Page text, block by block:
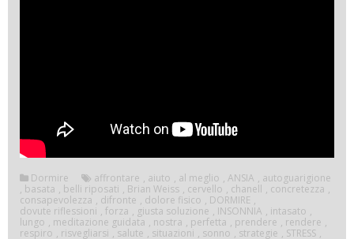
Dormire affrontare , aiuto , al meglio , ANSIA , autoguarigione
, basata , belli riposati , Brian Weiss , cervello , chanell , concretezza ,
consapevolezza , difronte , dolore fisico , DORMIRE ,
dovute riflessioni , forza , giusta soluzione , INSONNIA , intasato ,
lungo , meditazione guidata , nostra , perfetta , prendere , rendere ,
respiro , risvegliarsi , salute , situazioni , sonno , strategie , STRESS ,